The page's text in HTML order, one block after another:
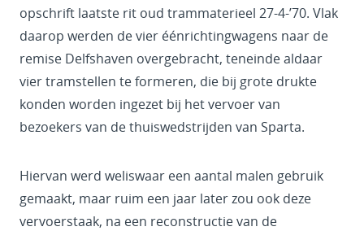
opschrift laatste rit oud trammaterieel 27-4-’70. Vlak
daarop werden de vier éénrichtingwagens naar de
remise Delfshaven overgebracht, teneinde aldaar
vier tramstellen te formeren, die bij grote drukte
konden worden ingezet bij het vervoer van
bezoekers van de thuiswedstrijden van Sparta.
Hiervan werd weliswaar een aantal malen gebruik
gemaakt, maar ruim een jaar later zou ook deze
vervoerstaak, na een reconstructie van de